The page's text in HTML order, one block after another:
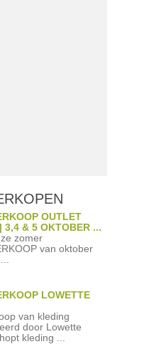
OUTLET
3,4 & 5 OKTOBER ...
zomer
van oktober
LOWETTE
van kleding
door Lowette
kleding ...